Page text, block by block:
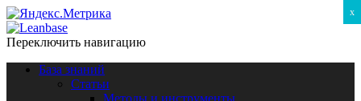
Переключить навигацию
База знаний
Статьи
Методы и инструменты
x